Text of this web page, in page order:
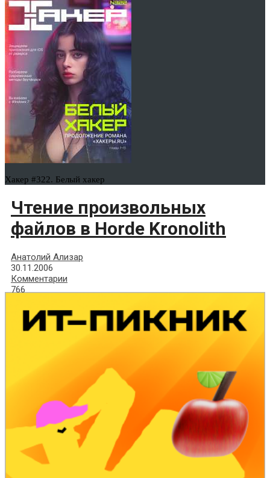
Хакер #322. Белый хакер
Чтение произвольных
файлов в Horde Kronolith
Анатолий Ализар
30.11.2006
Комментарии
766